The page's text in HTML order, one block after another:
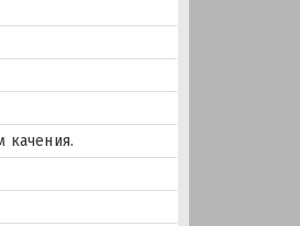
качения.